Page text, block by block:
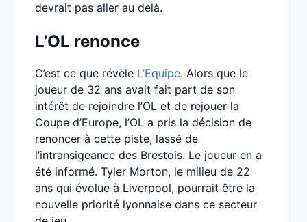
devrait pas aller au delà.
L’OL renonce
C’est ce que révèle L’Equipe. Alors que le
joueur de 32 ans avait fait part de son
intérêt de rejoindre l’OL et de rejouer la
Coupe d’Europe, l’OL a pris la décision de
renoncer à cette piste, lassé de
l’intransigeance des Brestois. Le joueur en a
été informé. Tyler Morton, le milieu de 22
ans qui évolue à Liverpool, pourrait être la
nouvelle priorité lyonnaise dans ce secteur